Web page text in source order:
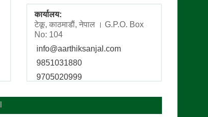
कार्यालय:
टेकू, काठमाडाैं, नेपाल । G.P.O. Box
No: 104
info@aarthiksanjal.com
9851031880
9705020999